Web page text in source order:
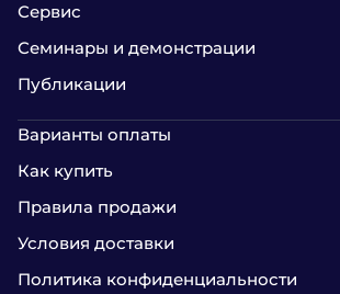
Сервис
Семинары и демонстрации
Публикации
Варианты оплаты
Как купить
Правила продажи
Условия доставки
Политика конфиденциальности